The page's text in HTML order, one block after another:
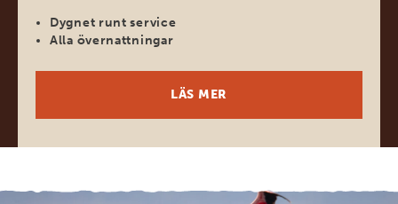
Dygnet runt service
Alla övernattningar
LÄS MER